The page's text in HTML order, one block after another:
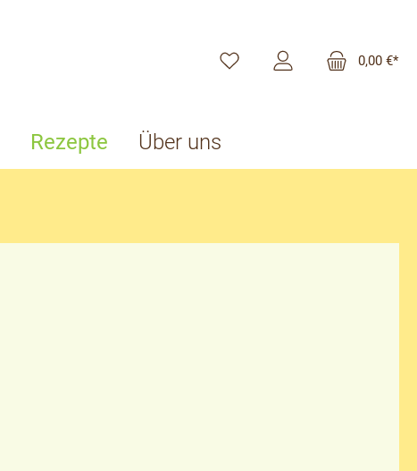
0,00 €*
Rezepte Über uns